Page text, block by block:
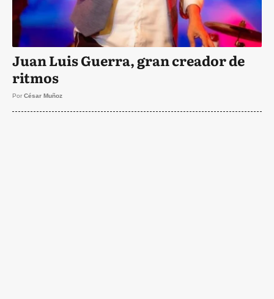
Juan Luis Guerra, gran creador de
ritmos
Por César Muñoz